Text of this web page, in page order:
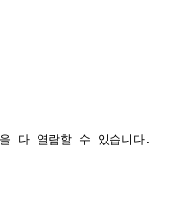
다 열람할 수 있습니다.